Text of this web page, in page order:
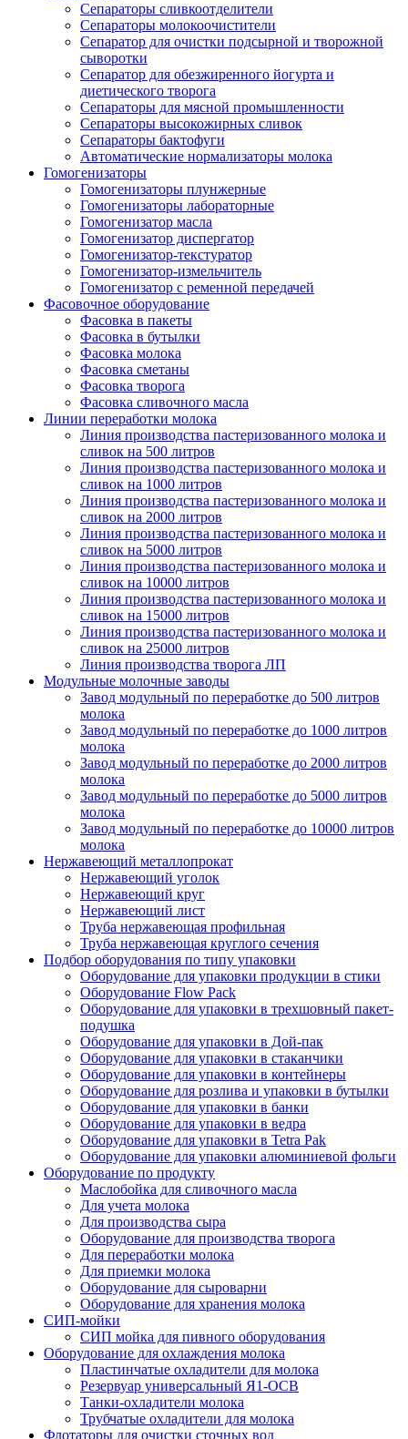
Сепараторы сливкоотделители
Сепараторы молокоочистители
Сепаратор для очистки подсырной и творожной
сыворотки
Сепаратор для обезжиренного йогурта и
диетического творога
Сепараторы для мясной промышленности
Сепараторы высокожирных сливок
Сепараторы бактофуги
Автоматические нормализаторы молока
Гомогенизаторы
Гомогенизаторы плунжерные
Гомогенизаторы лабораторные
Гомогенизатор масла
Гомогенизатор диспергатор
Гомогенизатор-текстуратор
Гомогенизатор-измельчитель
Гомогенизатор с ременной передачей
Фасовочное оборудование
Фасовка в пакеты
Фасовка в бутылки
Фасовка молока
Фасовка сметаны
Фасовка творога
Фасовка сливочного масла
Линии переработки молока
Линия производства пастеризованного молока и
сливок на 500 литров
Линия производства пастеризованного молока и
сливок на 1000 литров
Линия производства пастеризованного молока и
сливок на 2000 литров
Линия производства пастеризованного молока и
сливок на 5000 литров
Линия производства пастеризованного молока и
сливок на 10000 литров
Линия производства пастеризованного молока и
сливок на 15000 литров
Линия производства пастеризованного молока и
сливок на 25000 литров
Линия производства творога ЛП
Модульные молочные заводы
Завод модульный по переработке до 500 литров
молока
Завод модульный по переработке до 1000 литров
молока
Завод модульный по переработке до 2000 литров
молока
Завод модульный по переработке до 5000 литров
молока
Завод модульный по переработке до 10000 литров
молока
Нержавеющий металлопрокат
Нержавеющий уголок
Нержавеющий круг
Нержавеющий лист
Труба нержавеющая профильная
Труба нержавеющая круглого сечения
Подбор оборудования по типу упаковки
Оборудование для упаковки продукции в стики
Оборудование Flow Pack
Оборудование для упаковки в трехшовный пакет-
подушка
Оборудование для упаковки в Дой-пак
Оборудование для упаковки в стаканчики
Оборудование для упаковки в контейнеры
Оборудование для розлива и упаковки в бутылки
Оборудование для упаковки в банки
Оборудование для упаковки в ведра
Оборудование для упаковки в Tetra Pak
Оборудование для упаковки алюминиевой фольги
Оборудование по продукту
Маслобойка для сливочного масла
Для учета молока
Для производства сыра
Оборудование для производства творога
Для переработки молока
Для приемки молока
Оборудование для сыроварни
Оборудование для хранения молока
СИП-мойки
СИП мойка для пивного оборудования
Оборудование для охлаждения молока
Пластинчатые охладители для молока
Резервуар универсальный Я1-ОСВ
Танки-охладители молока
Трубчатые охладители для молока
Флотаторы для очистки сточных вод